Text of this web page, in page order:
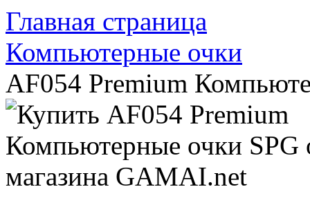
Главная страница
Компьютерные очки
AF054 Premium